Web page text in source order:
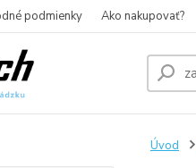
podmienky Ako nakupovať?
Úvod